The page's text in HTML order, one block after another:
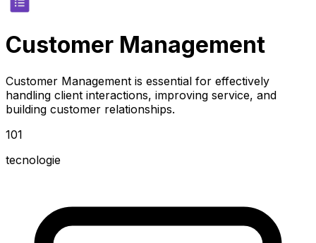
Customer Management
Customer Management is essential for effectively
handling client interactions, improving service, and
building customer relationships.
101
tecnologie